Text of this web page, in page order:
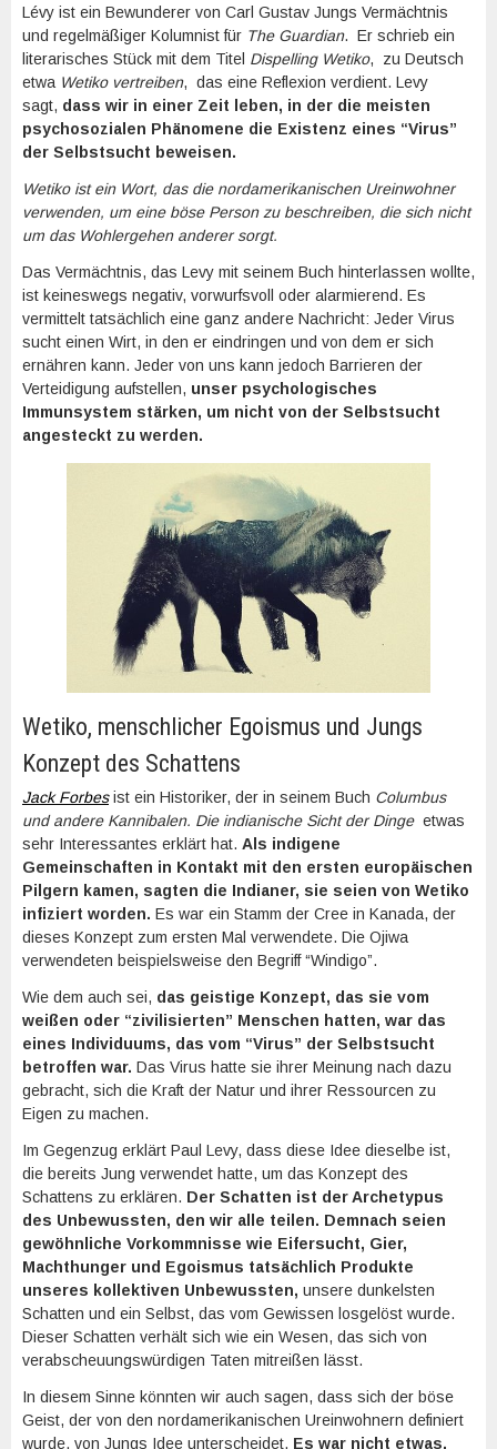
Lévy ist ein Bewunderer von Carl Gustav Jungs Vermächtnis
und regelmäßiger Kolumnist für The Guardian. Er schrieb ein
literarisches Stück mit dem Titel Dispelling Wetiko, zu Deutsch
etwa Wetiko vertreiben, das eine Reflexion verdient. Levy
sagt, dass wir in einer Zeit leben, in der die meisten
psychosozialen Phänomene die Existenz eines “Virus”
der Selbstsucht beweisen.
Wetiko ist ein Wort, das die nordamerikanischen Ureinwohner
verwenden, um eine böse Person zu beschreiben, die sich nicht
um das Wohlergehen anderer sorgt.
Das Vermächtnis, das Levy mit seinem Buch hinterlassen wollte,
ist keineswegs negativ, vorwurfsvoll oder alarmierend. Es
vermittelt tatsächlich eine ganz andere Nachricht: Jeder Virus
sucht einen Wirt, in den er eindringen und von dem er sich
ernähren kann. Jeder von uns kann jedoch Barrieren der
Verteidigung aufstellen, unser psychologisches
Immunsystem stärken, um nicht von der Selbstsucht
angesteckt zu werden.
Wetiko, menschlicher Egoismus und Jungs
Konzept des Schattens
Jack Forbesist ein Historiker, der in seinem Buch Columbus
und andere Kannibalen. Die indianische Sicht der Dinge etwas
sehr Interessantes erklärt hat. Als indigene
Gemeinschaften in Kontakt mit den ersten europäischen
Pilgern kamen, sagten die Indianer, sie seien von Wetiko
infiziert worden. Es war ein Stamm der Cree in Kanada, der
dieses Konzept zum ersten Mal verwendete. Die Ojiwa
verwendeten beispielsweise den Begriff “Windigo”.
Wie dem auch sei, das geistige Konzept, das sie vom
weißen oder “zivilisierten” Menschen hatten, war das
eines Individuums, das vom “Virus” der Selbstsucht
betroffen war. Das Virus hatte sie ihrer Meinung nach dazu
gebracht, sich die Kraft der Natur und ihrer Ressourcen zu
Eigen zu machen.
Im Gegenzug erklärt Paul Levy, dass diese Idee dieselbe ist,
die bereits Jung verwendet hatte, um das Konzept des
Schattens zu erklären. Der Schatten ist der Archetypus
des Unbewussten, den wir alle teilen. Demnach seien
gewöhnliche Vorkommnisse wie Eifersucht, Gier,
Machthunger und Egoismus tatsächlich Produkte
unseres kollektiven Unbewussten, unsere dunkelsten
Schatten und ein Selbst, das vom Gewissen losgelöst wurde.
Dieser Schatten verhält sich wie ein Wesen, das sich von
verabscheuungswürdigen Taten mitreißen lässt.
In diesem Sinne könnten wir auch sagen, dass sich der böse
Geist, der von den nordamerikanischen Ureinwohnern definiert
wurde, von Jungs Idee unterscheidet. Es war nicht etwas,